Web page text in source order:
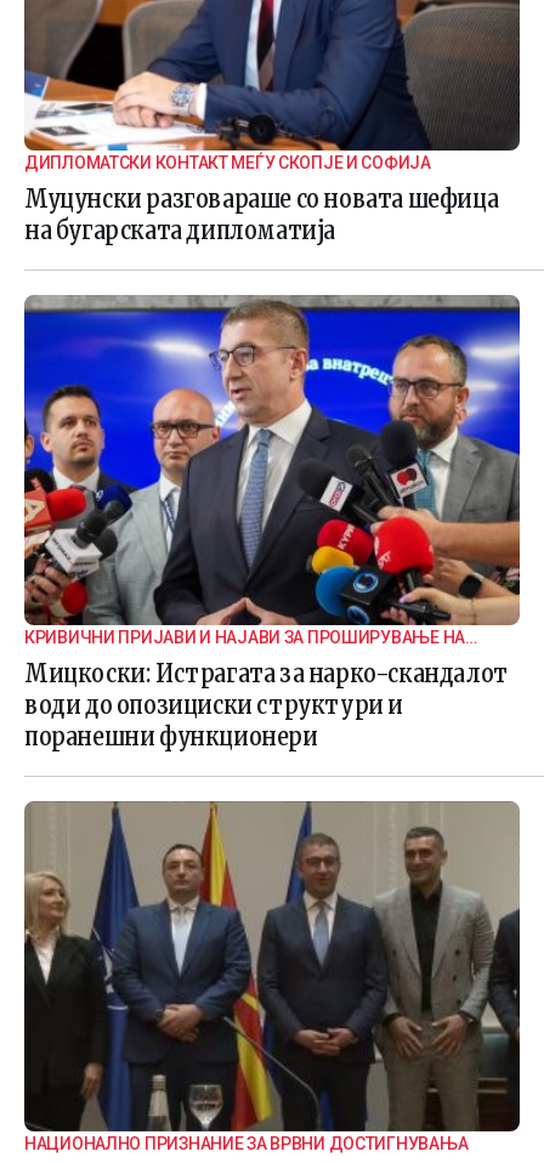
ДИПЛОМАТСКИ КОНТАКТ МЕЃУ СКОПЈЕ И СОФИЈА
Муцунски разговараше со новата шефица
на бугарската дипломатија
КРИВИЧНИ ПРИЈАВИ И НАЈАВИ ЗА ПРОШИРУВАЊЕ НА
ИСТРАГАТА
Мицкоски: Истрагата за нарко-скандалот
води до опозициски структури и
поранешни функционери
НАЦИОНАЛНО ПРИЗНАНИЕ ЗА ВРВНИ ДОСТИГНУВАЊА